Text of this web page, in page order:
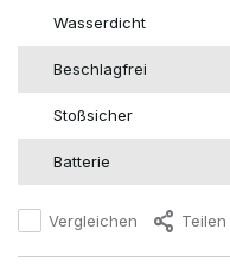
Wasserdicht
Beschlagfrei
Stoßsicher
Batterie
Vergleichen Teilen